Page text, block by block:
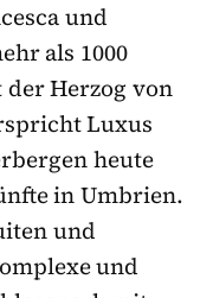
und
als 1000
der Herzog von
Luxus
heute
in Umbrien.
und
und